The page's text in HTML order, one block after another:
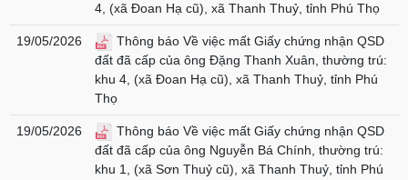
4, (xã Đoan Hạ cũ), xã Thanh Thuỷ, tỉnh Phú Thọ
19/05/2026
Thông báo Về việc mất Giấy chứng nhận QSD
đất đã cấp của ông Đặng Thanh Xuân, thường trú:
khu 4, (xã Đoan Hạ cũ), xã Thanh Thuỷ, tỉnh Phú
Thọ
19/05/2026
Thông báo Về việc mất Giấy chứng nhận QSD
đất đã cấp của ông Nguyễn Bá Chính, thường trú:
khu 1, (xã Sơn Thuỷ cũ), xã Thanh Thuỷ, tỉnh Phú